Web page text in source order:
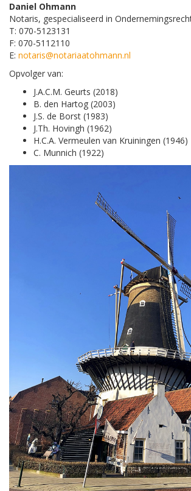
Daniel Ohmann
Notaris, gespecialiseerd in
T: 070-5123131
F: 070-5112110
E: notaris@notariaatohmann.nl
Opvolger van:
J.A.C.M. Geurts (2018)
B. den Hartog (2003)
J.S. de Borst (1983)
J.Th. Hovingh (1962)
H.C.A. Vermeulen van Kruiningen (1946)
C. Munnich (1922)